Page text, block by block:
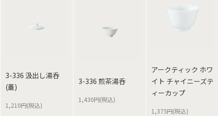
3-336 汲出し湯呑
(蓋)
1,210円(税込)
3-336 煎茶湯呑
1,430円(税込)
アークティック ホワ
イト チャイニーズテ
ィーカップ
1,375円(税込)